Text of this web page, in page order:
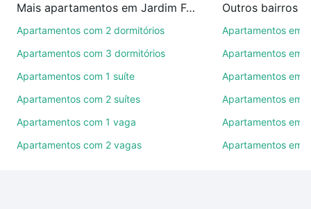
de imóveis.
Como escolher um imóvel?
ruas, bairros e até condomínios favoritos. Você
também pode usar os filtros como quantidade de
quartos, suítes, com ou sem vaga de garagem para
comodidades, como piscina, academia, salão de
Mais apartamentos em Jardim Ferreira
Apartamentos com 2 dormitórios
Apartamentos com 3 dormitórios
Apartamentos com 1 suíte
Apartamentos com 2 suítes
Apartamentos com 1 vaga
Apartamentos com 2 vagas
Outros bairros
Apartamentos em
Apartamentos em
Apartamentos em
Apartamentos em
Apartamentos em
Apartamentos em